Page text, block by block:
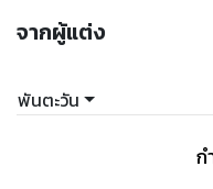
จากผู้แต่ง
พันตะวัน
ก